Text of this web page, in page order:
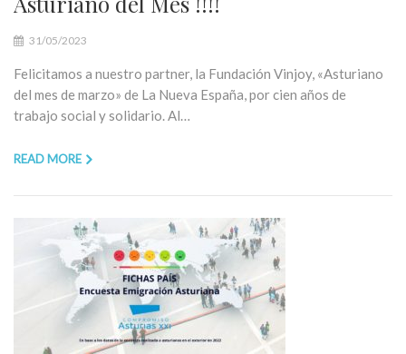
31/05/2023
Felicitamos a nuestro partner, la Fundación Vinjoy, «Asturiano
del mes de marzo» de La Nueva España, por cien años de
trabajo social y solidario. Al…
READ MORE